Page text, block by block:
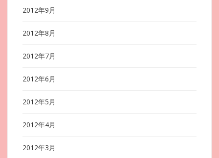
2012年9月
2012年8月
2012年7月
2012年6月
2012年5月
2012年4月
2012年3月